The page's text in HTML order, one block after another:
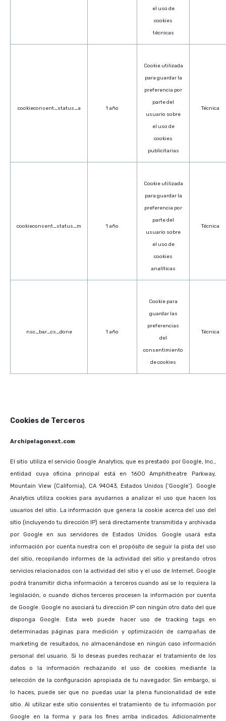
el uso de
cookies
técnicas
cookieconsent_status_a 1 año
Cookie utilizada
para guardar la
preferencia por
parte del
usuario sobre
el uso de
cookies
publicitarias
Técnica
cookieconsent_status_m 1 año
Cookie utilizada
para guardar la
preferencia por
parte del
usuario sobre
el uso de
cookies
analíticas
Técnica
nsc_bar_cs_done 1 año
Cookie para
guardar las
preferencias
del
consentimiento
de cookies
Técnica
Cookies de Terceros
Archipelagonext.com
El sitio utiliza el servicio Google Analytics, que es prestado por Google, Inc.,
entidad cuya oficina principal está en 1600 Amphitheatre Parkway,
Mountain View (California), CA 94043, Estados Unidos (‘Google’). Google
Analytics utiliza cookies para ayudarnos a analizar el uso que hacen los
usuarios del sitio. La información que genera la cookie acerca del uso del
sitio (incluyendo tu dirección IP) será directamente transmitida y archivada
por Google en sus servidores de Estados Unidos. Google usará esta
información por cuenta nuestra con el propósito de seguir la pista del uso
del sitio, recopilando informes de la actividad del sitio y prestando otros
servicios relacionados con la actividad del sitio y el uso de Internet. Google
podrá transmitir dicha información a terceros cuando así se lo requiera la
legislación, o cuando dichos terceros procesen la información por cuenta
de Google. Google no asociará tu dirección IP con ningún otro dato del que
disponga Google. Esta web puede hacer uso de tracking tags en
determinadas páginas para medición y optimización de campañas de
marketing de resultados, no almacenándose en ningún caso información
personal del usuario. Si lo deseas puedes rechazar el tratamiento de los
datos o la información rechazando el uso de cookies mediante la
selección de la configuración apropiada de tu navegador. Sin embargo, si
lo haces, puede ser que no puedas usar la plena funcionalidad de este
sitio. Al utilizar este sitio consientes el tratamiento de tu información por
Google en la forma y para los fines arriba indicados. Adicionalmente